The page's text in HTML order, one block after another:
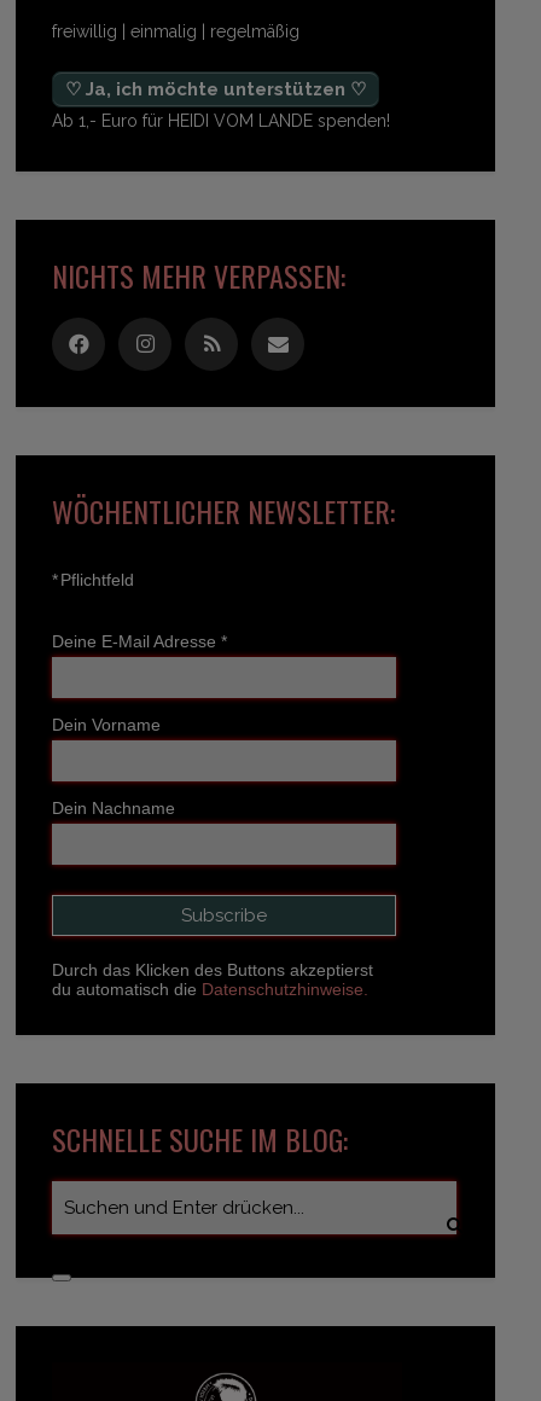
freiwillig | einmalig | regelmäßig
♡ Ja, ich möchte unterstützen ♡
Ab 1,- Euro für HEIDI VOM LANDE spenden!
NICHTS MEHR VERPASSEN:
WÖCHENTLICHER NEWSLETTER:
*Pflichtfeld
Deine E-Mail Adresse *
Dein Vorname
Dein Nachname
Durch das Klicken des Buttons akzeptierst
du automatisch die Datenschutzhinweise.
SCHNELLE SUCHE IM BLOG: